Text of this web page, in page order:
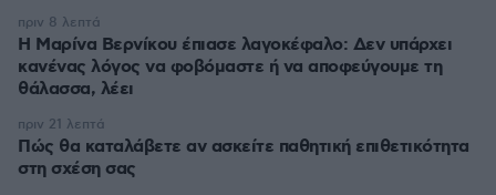
Η Μαρίνα Βερνίκου έπιασε λαγοκέφαλο: Δεν υπάρχει
κανένας λόγος να φοβόμαστε ή να αποφεύγουμε τη
θάλασσα, λέει
πριν 8 λεπτά
Πώς θα καταλάβετε αν ασκείτε παθητική επιθετικότητα
στη σχέση σας
πριν 21 λεπτά